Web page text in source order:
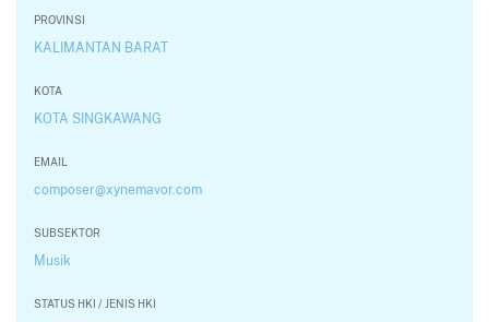
PROVINSI
KALIMANTAN BARAT
KOTA
KOTA SINGKAWANG
EMAIL
composer@xynemavor.com
SUBSEKTOR
Musik
STATUS HKI / JENIS HKI